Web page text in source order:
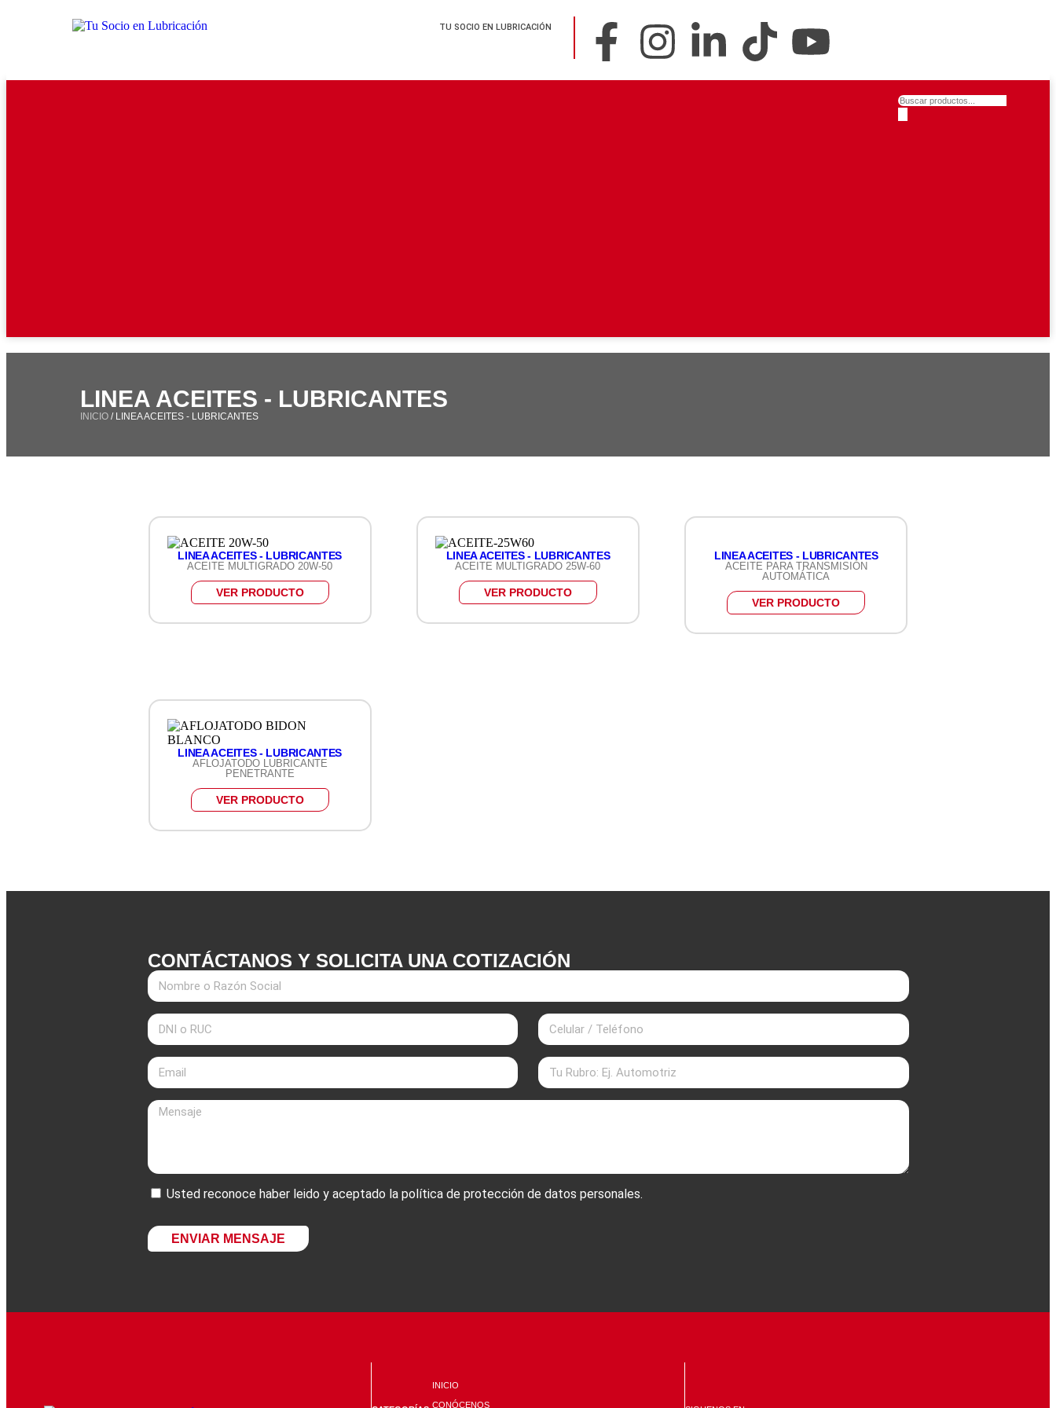
TU SOCIO EN LUBRICACIÓN
LINEA ACEITES - LUBRICANTES
INICIO / LINEA ACEITES - LUBRICANTES
LINEA ACEITES - LUBRICANTES
ACEITE MULTIGRADO 20W-50
VER PRODUCTO
LINEA ACEITES - LUBRICANTES
ACEITE MULTIGRADO 25W-60
VER PRODUCTO
LINEA ACEITES - LUBRICANTES
ACEITE PARA TRANSMISIÓN
AUTOMÁTICA
VER PRODUCTO
LINEA ACEITES - LUBRICANTES
AFLOJATODO LUBRICANTE
PENETRANTE
VER PRODUCTO
CONTÁCTANOS Y SOLICITA UNA COTIZACIÓN
Usted reconoce haber leido y aceptado la política de protección de datos personales.
ENVIAR MENSAJE
INICIO
CONÓCENOS